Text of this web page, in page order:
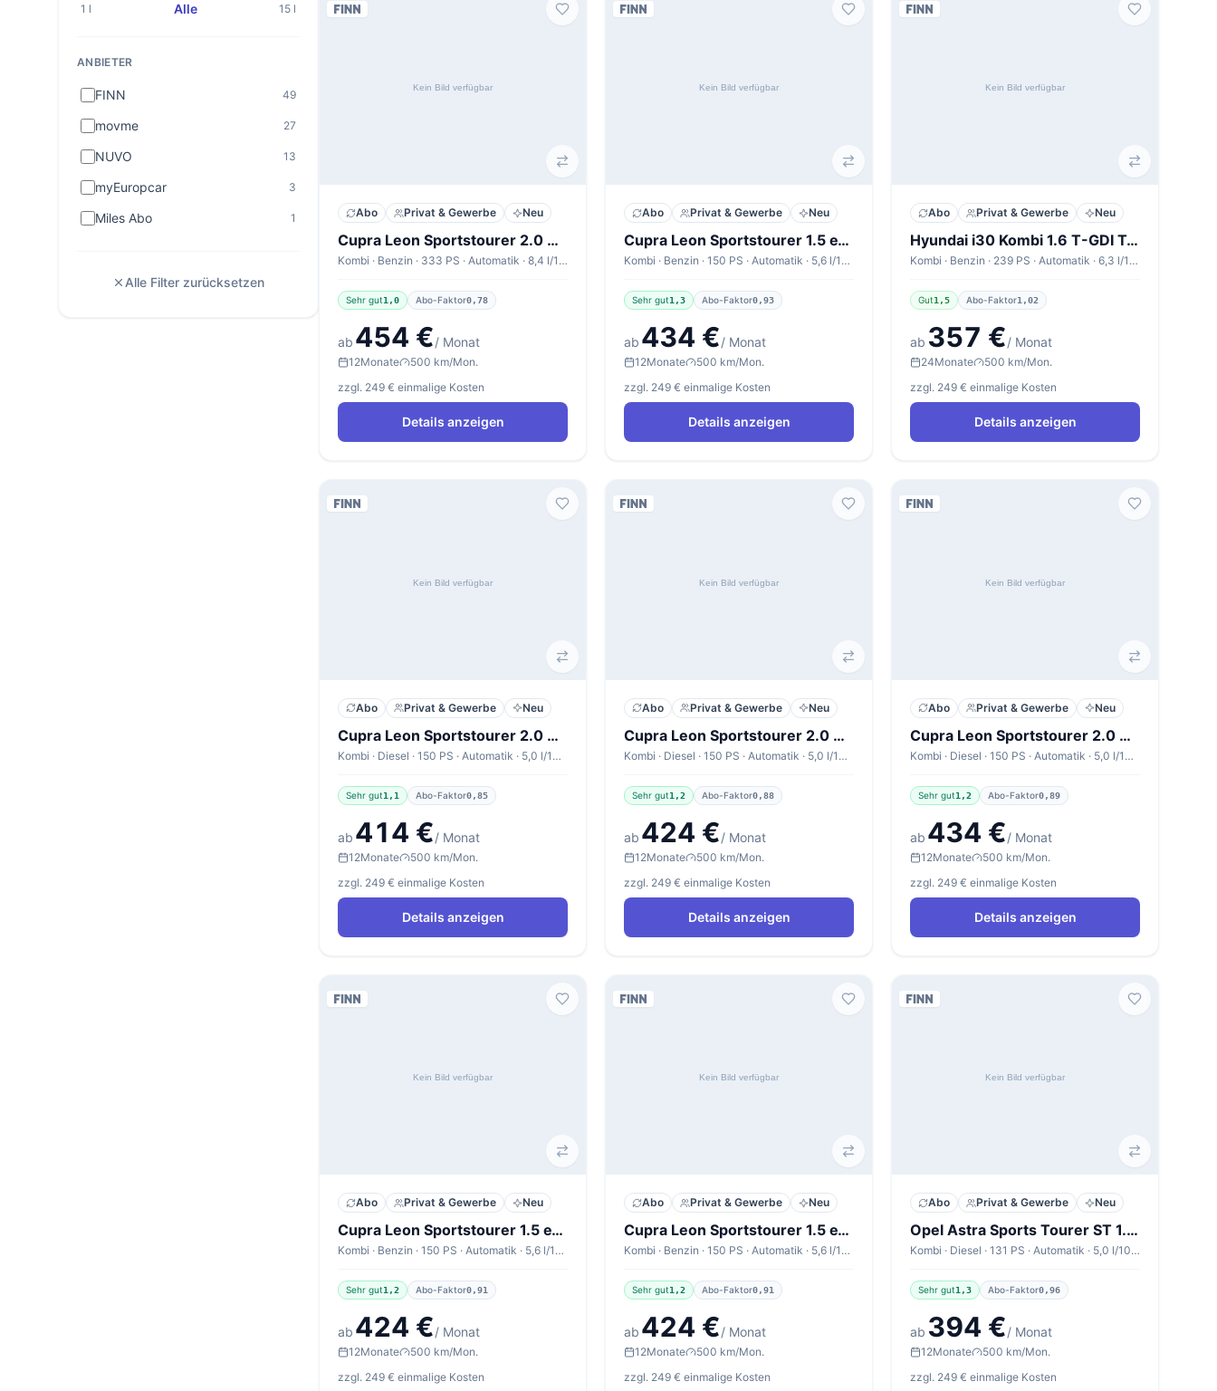
1 l Alle 15 l
ANBIETER
FINN 49
movme 27
NUVO 13
myEuropcar 3
Miles Abo 1
Alle Filter zurücksetzen
Abo Privat & Gewerbe Neu
Cupra Leon Sportstourer 2.0 TSI 245kW DSG 4WD Sportstourer VZ
Kombi · Benzin · 333 PS · Automatik · 8,4 l/100km
Sehr gut1,0 Abo-Faktor0,78
ab 454 €/ Monat
12Monate
500 km/Mon.
zzgl. 249 € einmalige Kosten
Details anzeigen
Abo Privat & Gewerbe Neu
Cupra Leon Sportstourer 1.5 eTSI 110kW DSG Sportstourer V1
Kombi · Benzin · 150 PS · Automatik · 5,6 l/100km
Sehr gut1,3 Abo-Faktor0,93
ab 434 €/ Monat
12Monate
500 km/Mon.
zzgl. 249 € einmalige Kosten
Details anzeigen
Abo Privat & Gewerbe Neu
Hyundai i30 Kombi 1.6 T-GDI Trend
Kombi · Benzin · 239 PS · Automatik · 6,3 l/100km
Gut1,5 Abo-Faktor1,02
ab 357 €/ Monat
24Monate
500 km/Mon.
zzgl. 249 € einmalige Kosten
Details anzeigen
Abo Privat & Gewerbe Neu
Cupra Leon Sportstourer 2.0 TDI 110kW DSG Sportstourer V1
Kombi · Diesel · 150 PS · Automatik · 5,0 l/100km
Sehr gut1,1 Abo-Faktor0,85
ab 414 €/ Monat
12Monate
500 km/Mon.
zzgl. 249 € einmalige Kosten
Details anzeigen
Abo Privat & Gewerbe Neu
Cupra Leon Sportstourer 2.0 TDI 110kW DSG Sportstourer V1
Kombi · Diesel · 150 PS · Automatik · 5,0 l/100km
Sehr gut1,2 Abo-Faktor0,88
ab 424 €/ Monat
12Monate
500 km/Mon.
zzgl. 249 € einmalige Kosten
Details anzeigen
Abo Privat & Gewerbe Neu
Cupra Leon Sportstourer 2.0 TDI 110kW DSG Sportstourer V1
Kombi · Diesel · 150 PS · Automatik · 5,0 l/100km
Sehr gut1,2 Abo-Faktor0,89
ab 434 €/ Monat
12Monate
500 km/Mon.
zzgl. 249 € einmalige Kosten
Details anzeigen
Abo Privat & Gewerbe Neu
Cupra Leon Sportstourer 1.5 eTSI 110kW DSG Sportstourer V1
Kombi · Benzin · 150 PS · Automatik · 5,6 l/100km
Sehr gut1,2 Abo-Faktor0,91
ab 424 €/ Monat
12Monate
500 km/Mon.
zzgl. 249 € einmalige Kosten
Abo Privat & Gewerbe Neu
Cupra Leon Sportstourer 1.5 eTSI 110kW DSG Sportstourer V1
Kombi · Benzin · 150 PS · Automatik · 5,6 l/100km
Sehr gut1,2 Abo-Faktor0,91
ab 424 €/ Monat
12Monate
500 km/Mon.
zzgl. 249 € einmalige Kosten
Abo Privat & Gewerbe Neu
Opel Astra Sports Tourer ST 1.5 Diesel 96kW GS
Kombi · Diesel · 131 PS · Automatik · 5,0 l/100km
Sehr gut1,3 Abo-Faktor0,96
ab 394 €/ Monat
12Monate
500 km/Mon.
zzgl. 249 € einmalige Kosten